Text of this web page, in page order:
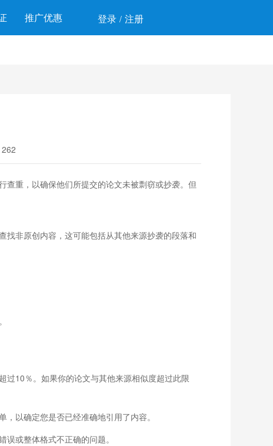
推广优惠 登录 / 注册
重，以确保他们所提交的论文未被剽窃或抄袭。但
找非原创内容，这可能包括从其他来源抄袭的段落和
过10％。如果你的论文与其他来源相似度超过此限
以确定您是否已经准确地引用了内容。
或整体格式不正确的问题。